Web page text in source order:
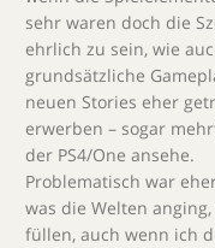
sehr waren doch die
ehrlich zu sein, wie
grundsätzliche
neuen Stories eher
erwerben – sogar
der PS4/One ansehe.
Problematisch war
was die Welten
füllen, auch wenn ich